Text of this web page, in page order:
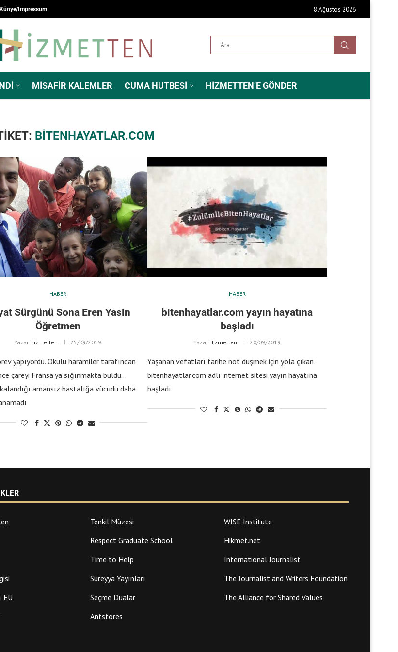
Künye/Impressum 8 Ağustos 2026
MISAFIR KALEMLER CUMA HUTBESI HIZMETTEN’E GÖNDER
BITENHAYATLAR.COM
HABER
Sürgünü Sona Eren Yasin
Öğretmen
Yazar Hizmetten 25/09/2019
yapıyordu. Okulu haramiler tarafından
çareyi Fransa’ya sığınmakta buldu…
amansız hastalığa vücudu daha
HABER
bitenhayatlar.com yayın hayatına
başladı
Yazar Hizmetten 20/09/2019
Yaşanan vefatları tarihe not düşmek için yola çıkan
bitenhayatlar.com adlı internet sitesi yayın hayatına
başladı.
Tenkil Müzesi
WISE Institute
Respect Graduate School
Hikmet.net
Time to Help
International Journalist
Süreyya Yayınları
The Journalist and Writers Foundation
EU
Seçme Dualar
The Alliance for Shared Values
Antstores